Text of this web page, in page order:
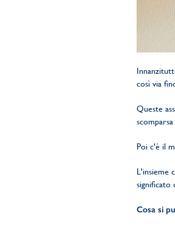
così via
Queste
Poi c'è il
L'insieme
significato
Cosa si